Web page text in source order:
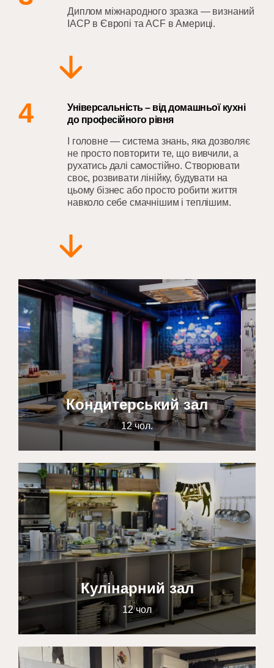
Диплом міжнародного зразка — визнаний
IACP в Європі та ACF в Америці.
4
Універсальність – від домашньої кухні
до професійного рівня
І головне — система знань, яка дозволяє
не просто повторити те, що вивчили, а
рухатись далі самостійно. Створювати
своє, розвивати лінійку, будувати на
цьому бізнес або просто робити життя
навколо себе смачнішим і теплішим.
Кондитерський зал
12 чол.
Кулінарний зал
12 чол